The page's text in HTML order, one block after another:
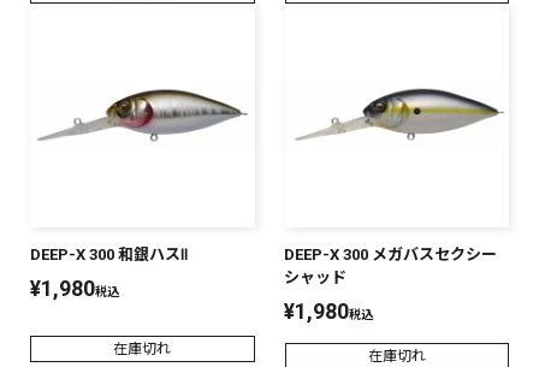
DEEP-X 300 和銀ハスⅡ
¥1,980税込
在庫切れ
DEEP-X 300 メガバスセクシー
シャッド
¥1,980税込
在庫切れ